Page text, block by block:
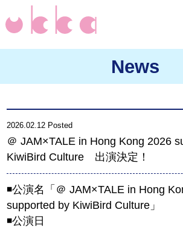
News
2026.02.12 Posted
＠ JAM×TALE in Hong Kong 2026
KiwiBird Culture 出演決定！
◾️公演名「＠ JAM×TALE in Hong
supported by KiwiBird Culture」
◾️公演日